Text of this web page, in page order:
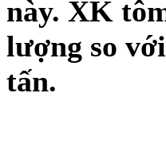
này. XK
lượng so
tấn.